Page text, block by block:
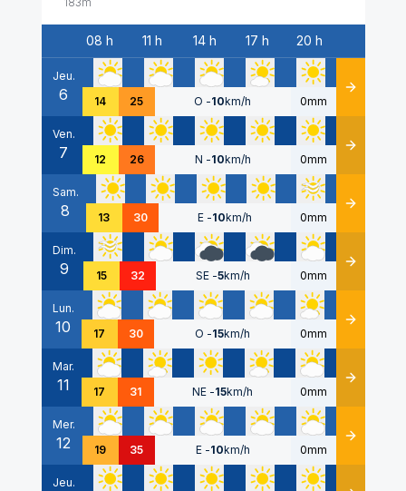
Date
08 h 11 h 14 h 17 h 20 h
Jeu.
6 14 25 O -10km/h 0mm Détails
Ven.
7 12 26 N -10km/h 0mm Détails
Sam.
8 13 30 E -10km/h 0mm Détails
Dim.
9 15 32 SE -5km/h 0mm Détails
Lun.
10 17 30 O -15km/h 0mm Détails
Mar.
11 17 31 NE -15km/h 0mm Détails
Mer.
12 19 35 E -10km/h 0mm Détails
Jeu.